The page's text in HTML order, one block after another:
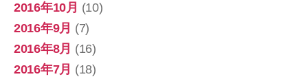
2016年10月 (10)
2016年9月 (7)
2016年8月 (16)
2016年7月 (18)